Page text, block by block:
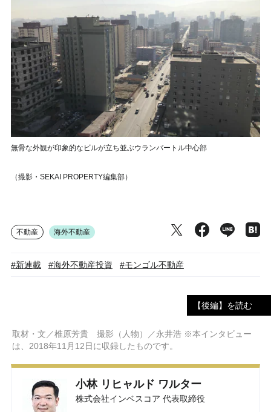
無骨な外観が印象的なビルが立ち並ぶウランバートル中心部
（撮影・SEKAI PROPERTY編集部）
不動産 海外不動産
#新連載 #海外不動産投資 #モンゴル不動産
【後編】を読む
取材・文／椎原芳貴 撮影（人物）／永井浩 ※本インタビュー
は、2018年11月12日に収録したものです。
小林 リヒャルド ワルター
株式会社インベスコア 代表取締役